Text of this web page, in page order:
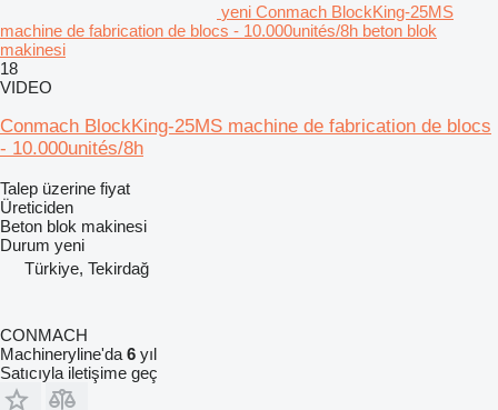
yeni Conmach BlockKing-25MS
machine de fabrication de blocs - 10.000unités/8h beton blok
makinesi
18
VIDEO
Conmach BlockKing-25MS machine de fabrication de blocs
- 10.000unités/8h
Talep üzerine fiyat
Üreticiden
Beton blok makinesi
Durum yeni
Türkiye, Tekirdağ
CONMACH
Machineryline'da 6 yıl
Satıcıyla iletişime geç